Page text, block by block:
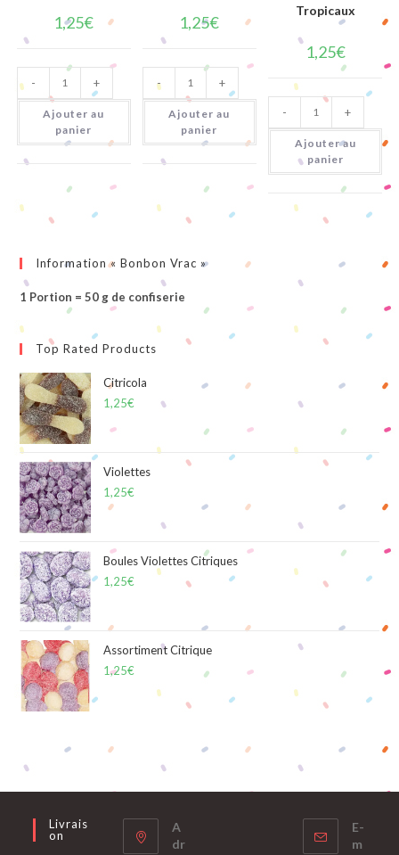
1,25€
quantité
de
Mini
Cola
Citrique
- +
Ajouter au
panier
1,25€
quantité
de
Avions
Citriques
- +
Ajouter au
panier
Tropicaux
1,25€
quantité
de
Poissons
Tropicaux
- +
Ajouter au
panier
Information « Bonbon Vrac »
1 Portion = 50 g de confiserie
Top Rated Products
Citricola
1,25€
Violettes
1,25€
Boules Violettes Citriques
1,25€
Assortiment Citrique
1,25€
Livrais
On
A
dr
E-
m